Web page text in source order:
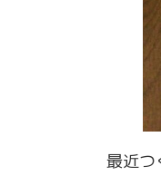
最近つ